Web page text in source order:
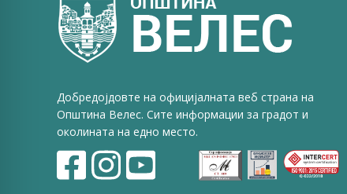
Добредојдовте на официјалната веб страна на
Општина Велес. Сите информации за градот и
околината на едно место.